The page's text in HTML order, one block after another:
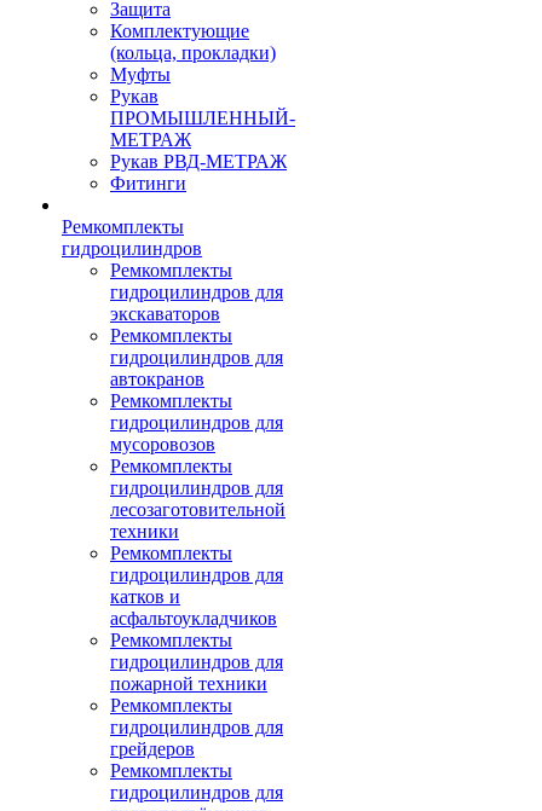
Защита
Комплектующие
(кольца, прокладки)
Муфты
Рукав
ПРОМЫШЛЕННЫЙ-
МЕТРАЖ
Рукав РВД-МЕТРАЖ
Фитинги
Ремкомплекты
гидроцилиндров
Ремкомплекты
гидроцилиндров для
экскаваторов
Ремкомплекты
гидроцилиндров для
автокранов
Ремкомплекты
гидроцилиндров для
мусоровозов
Ремкомплекты
гидроцилиндров для
лесозаготовительной
техники
Ремкомплекты
гидроцилиндров для
катков и
асфальтоукладчиков
Ремкомплекты
гидроцилиндров для
пожарной техники
Ремкомплекты
гидроцилиндров для
грейдеров
Ремкомплекты
гидроцилиндров для